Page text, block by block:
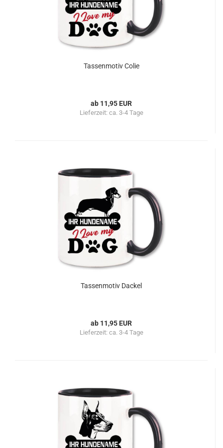
Tassenmotiv Colie
ab 11,95 EUR
Lieferzeit: ca. 3-4 Tage
Tassenmotiv Dackel
ab 11,95 EUR
Lieferzeit: ca. 3-4 Tage